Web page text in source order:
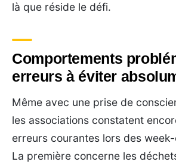
là que réside le défi.
Comportements
erreurs à éviter
Même avec une prise de
les associations constatent
erreurs courantes lors des
La première concerne les